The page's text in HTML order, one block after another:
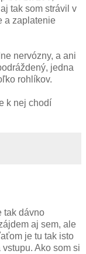
tak som strávil v
a zaplatenie
nervózny, a ani
jedna
rohlíkov.
k nej chodí
tak dávno
aj sem, ale
je tu tak isto
Ako som si